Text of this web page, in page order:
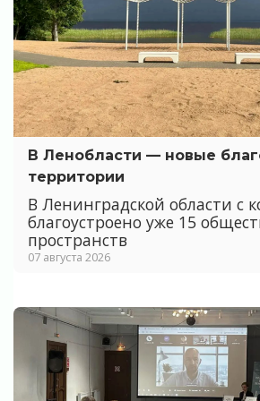
В Ленобласти — новые
территории
В Ленинградской области с
благоустроено уже 15
пространств
07 августа 2026